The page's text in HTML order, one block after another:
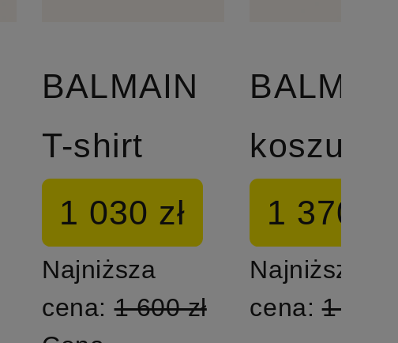
BALMAIN
T-shirt
1 030 zł
Najniższa
cena:1 600 zł
koszulka
1 370 zł
Najniższa
cena:1 780